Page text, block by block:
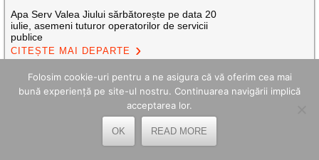
Apa Serv Valea Jiului sărbătorește pe data 20
iulie, asemeni tuturor operatorilor de servicii
publice
CITEȘTE MAI DEPARTE
Distribuie acest articol
Folosim cookie-uri pentru a ne asigura că vă oferim cea mai
bună experiență pe site-ul nostru. Continuarea navigării implică
acceptarea lor.
OK READ MORE